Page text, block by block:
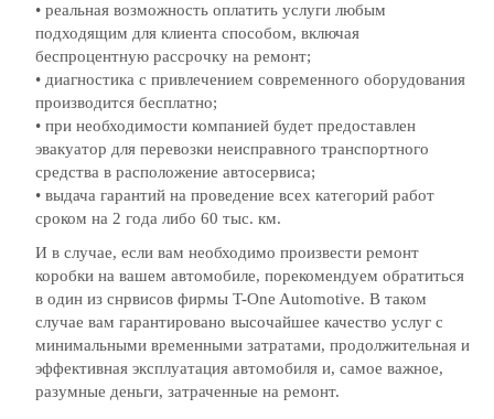
• реальная возможность оплатить услуги любым
подходящим для клиента способом, включая
беспроцентную рассрочку на ремонт;
• диагностика с привлечением современного оборудования
производится бесплатно;
• при необходимости компанией будет предоставлен
эвакуатор для перевозки неисправного транспортного
средства в расположение автосервиса;
• выдача гарантий на проведение всех категорий работ
сроком на 2 года либо 60 тыс. км.
И в случае, если вам необходимо произвести ремонт
коробки на вашем автомобиле, порекомендуем обратиться
в один из снрвисов фирмы T-One Automotive. В таком
случае вам гарантировано высочайшее качество услуг с
минимальными временными затратами, продолжительная и
эффективная эксплуатация автомобиля и, самое важное,
разумные деньги, затраченные на ремонт.